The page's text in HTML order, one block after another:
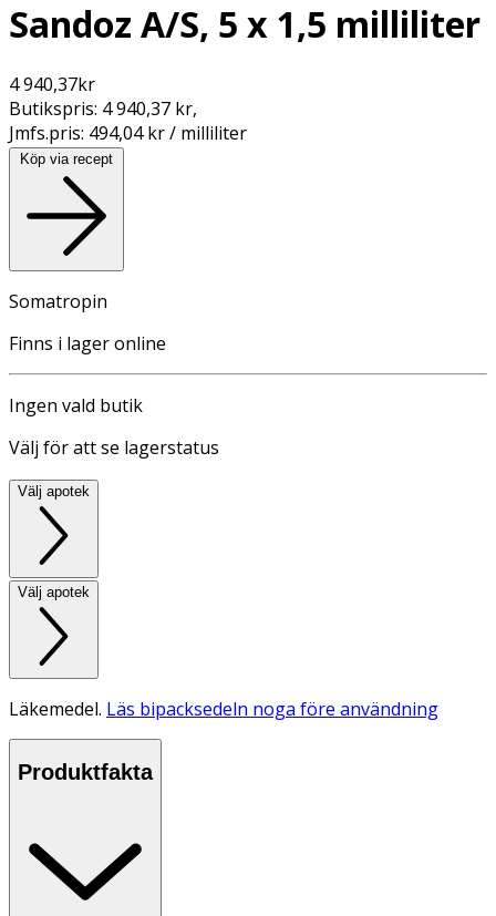
Sandoz A/S, 5 x 1,5 milliliter
4 940,37kr
Butikspris: 4 940,37 kr,
Jmfs.pris: 494,04 kr / milliliter
Köp via recept
Somatropin
Finns i lager online
Ingen vald butik
Välj för att se lagerstatus
Välj apotek
Välj apotek
Läkemedel. Läs bipacksedeln noga före användning
Produktfakta